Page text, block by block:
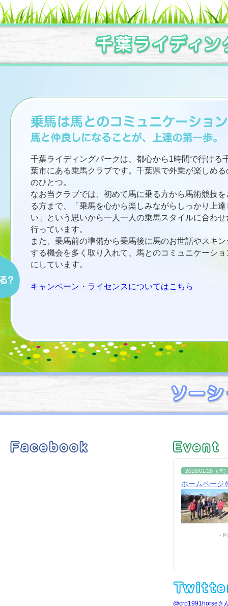
千葉ライディングパークは、都心から1時間で行ける
葉市にある乗馬クラブです。千葉県で外乗が楽しめ
のひとつ。
なお当クラブでは、初めて馬に乗る方から馬術競技
る方まで、「乗馬を心から楽しみながらしっかり上
い」という思いから一人一人の乗馬スタイルに合わ
行っています。
また、乗馬前の準備から乗馬後に馬のお世話やスキ
する機会を多く取り入れて、馬とのコミュニケーシ
にしています。
キャンペーン・ライセンスについてはこちら
2016/01/28（木)
ホームページ
-
@crp1991horseさ